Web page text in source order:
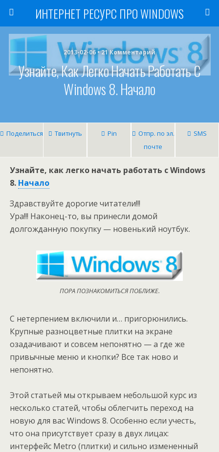
ИНТЕРНЕТ РЕСУРС ПРО WINDOWS
2013-02-06 • 21 Комментарий
Узнайте, Как Легко Начать Работать С
Windows 8. Начало
Поделиться Твитнуть Pin
Отпр. по эл.
почте
SMS
Узнайте, как легко начать работать с Windows
8. Начало
Здравствуйте дорогие читатели!!!
Ура!!! Наконец-то, вы принесли домой
долгожданную покупку — новенький ноутбук.
ПОРА ПОЗНАКОМИТЬСЯ ПОБЛИЖЕ.
С нетерпением включили и… пригорюнились.
Крупные разноцветные плитки на экране
озадачивают и совсем непонятно — а где же
привычные меню и кнопки? Все так ново и
непонятно.
Этой статьей мы открываем небольшой курс из
несколько статей, чтобы облегчить переход на
новую для вас Windows 8. Особенно если учесть,
что она присутствует сразу в двух лицах:
интерфейс Metro (плитки) и сильно измененный